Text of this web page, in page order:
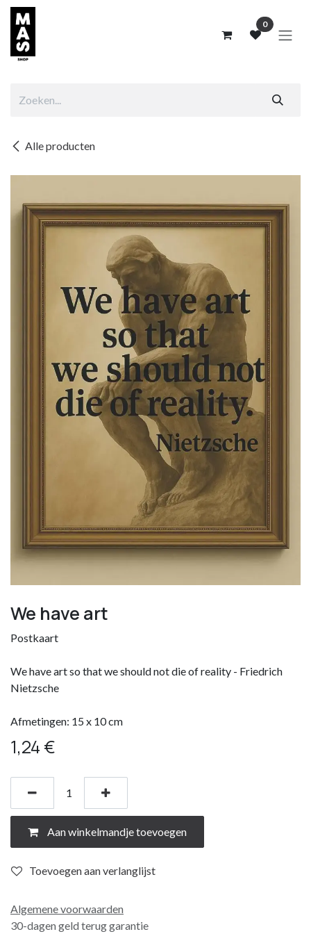
Overslaan naar inhoud
0
Alle producten
We have art
Postkaart
We have art so that we should not die of reality - Friedrich
Nietzsche
Afmetingen: 15 x 10 cm
1,24 €
Aan winkelmandje toevoegen
Toevoegen aan verlanglijst
Algemene voorwaarden
30-dagen geld terug garantie